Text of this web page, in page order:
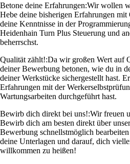
Betone deine Erfahrungen:Wir wollen
Hebe deine bisherigen Erfahrungen
deine Kenntnisse in der
Heidenhain Turn Plus Steuerung und
beherrschst.
Qualität zählt!:Da wir großen Wert auf
deiner Bewerbung betonen, wie du in
deiner Werkstücke sichergestellt hast.
Erfahrungen mit der
Wartungsarbeiten durchgeführt hast.
Bewirb dich direkt bei uns!:Wir freuen
Bewirb dich am besten direkt über
Bewerbung schnellstmöglich
deine Unterlagen und darauf, dich
willkommen zu heißen!